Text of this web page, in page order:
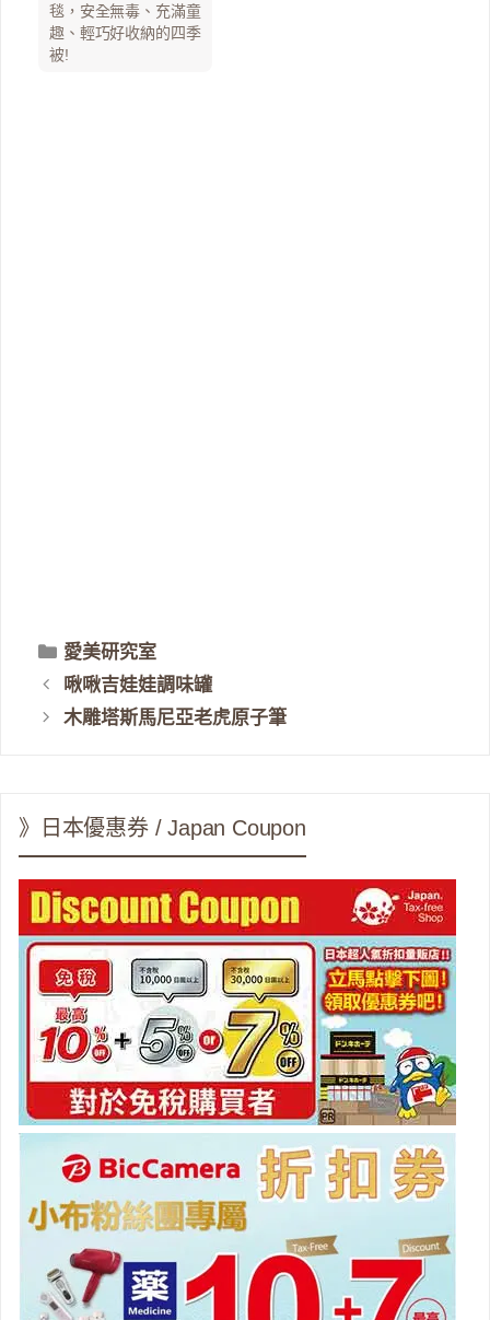
毯，安全無毒、充滿童
趣、輕巧好收納的四季
被!
分
類
愛美研究室
啾啾吉娃娃調味罐
木雕塔斯馬尼亞老虎原子筆
》日本優惠券 / Japan Coupon